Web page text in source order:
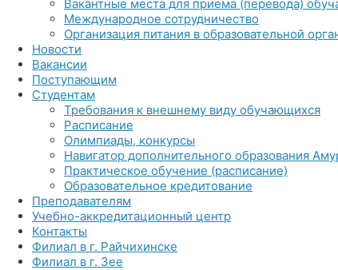
Вакантные места для приема (перевода)
Международное сотрудничество
Организация питания в образовательной
Новости
Вакансии
Поступающим
Студентам
Требования к внешнему виду обучающихся
Расписание
Олимпиады, конкурсы
Навигатор дополнительного образования
Практическое обучение (расписание)
Образовательное кредитование
Преподавателям
Учебно-аккредитационный центр
Контакты
Филиал в г. Райчихинске
Филиал в г. Зее